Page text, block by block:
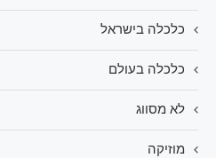
כלכלה בישראל
כלכלה בעולם
לא מסווג
מוזיקה